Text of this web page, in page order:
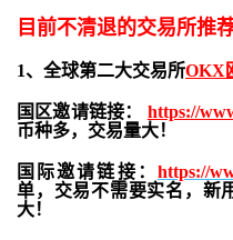
目前不清退的交易所推荐
1、全球第二大交易所OKX
国区邀请链接： https://
币种多，交易量大！
国际邀请链接： https://
单，交易不需要实名，新
大！